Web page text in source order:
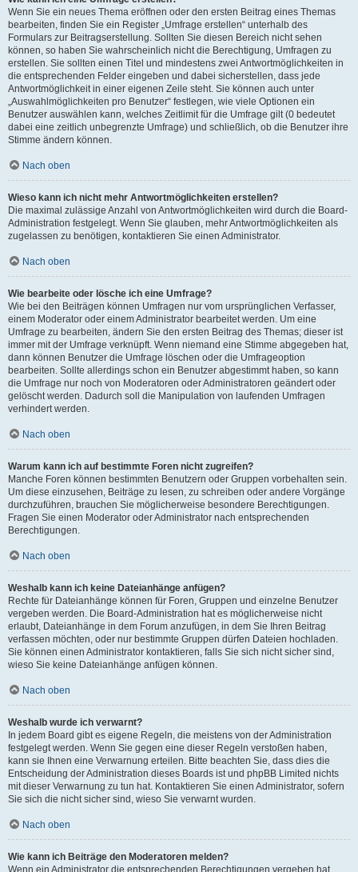
Wenn Sie ein neues Thema eröffnen oder den ersten Beitrag eines Themas
bearbeiten, finden Sie ein Register „Umfrage erstellen“ unterhalb des
Formulars zur Beitragserstellung. Sollten Sie diesen Bereich nicht sehen
können, so haben Sie wahrscheinlich nicht die Berechtigung, Umfragen zu
erstellen. Sie sollten einen Titel und mindestens zwei Antwortmöglichkeiten in
die entsprechenden Felder eingeben und dabei sicherstellen, dass jede
Antwortmöglichkeit in einer eigenen Zeile steht. Sie können auch unter
„Auswahlmöglichkeiten pro Benutzer“ festlegen, wie viele Optionen ein
Benutzer auswählen kann, welches Zeitlimit für die Umfrage gilt (0 bedeutet
dabei eine zeitlich unbegrenzte Umfrage) und schließlich, ob die Benutzer ihre
Stimme ändern können.
Nach oben
Wieso kann ich nicht mehr Antwortmöglichkeiten erstellen?
Die maximal zulässige Anzahl von Antwortmöglichkeiten wird durch die Board-
Administration festgelegt. Wenn Sie glauben, mehr Antwortmöglichkeiten als
zugelassen zu benötigen, kontaktieren Sie einen Administrator.
Nach oben
Wie bearbeite oder lösche ich eine Umfrage?
Wie bei den Beiträgen können Umfragen nur vom ursprünglichen Verfasser,
einem Moderator oder einem Administrator bearbeitet werden. Um eine
Umfrage zu bearbeiten, ändern Sie den ersten Beitrag des Themas; dieser ist
immer mit der Umfrage verknüpft. Wenn niemand eine Stimme abgegeben hat,
dann können Benutzer die Umfrage löschen oder die Umfrageoption
bearbeiten. Sollte allerdings schon ein Benutzer abgestimmt haben, so kann
die Umfrage nur noch von Moderatoren oder Administratoren geändert oder
gelöscht werden. Dadurch soll die Manipulation von laufenden Umfragen
verhindert werden.
Nach oben
Warum kann ich auf bestimmte Foren nicht zugreifen?
Manche Foren können bestimmten Benutzern oder Gruppen vorbehalten sein.
Um diese einzusehen, Beiträge zu lesen, zu schreiben oder andere Vorgänge
durchzuführen, brauchen Sie möglicherweise besondere Berechtigungen.
Fragen Sie einen Moderator oder Administrator nach entsprechenden
Berechtigungen.
Nach oben
Weshalb kann ich keine Dateianhänge anfügen?
Rechte für Dateianhänge können für Foren, Gruppen und einzelne Benutzer
vergeben werden. Die Board-Administration hat es möglicherweise nicht
erlaubt, Dateianhänge in dem Forum anzufügen, in dem Sie Ihren Beitrag
verfassen möchten, oder nur bestimmte Gruppen dürfen Dateien hochladen.
Sie können einen Administrator kontaktieren, falls Sie sich nicht sicher sind,
wieso Sie keine Dateianhänge anfügen können.
Nach oben
Weshalb wurde ich verwarnt?
In jedem Board gibt es eigene Regeln, die meistens von der Administration
festgelegt werden. Wenn Sie gegen eine dieser Regeln verstoßen haben,
kann sie Ihnen eine Verwarnung erteilen. Bitte beachten Sie, dass dies die
Entscheidung der Administration dieses Boards ist und phpBB Limited nichts
mit dieser Verwarnung zu tun hat. Kontaktieren Sie einen Administrator, sofern
Sie sich die nicht sicher sind, wieso Sie verwarnt wurden.
Nach oben
Wie kann ich Beiträge den Moderatoren melden?
Wenn ein Administrator die entsprechenden Berechtigungen vergeben hat,